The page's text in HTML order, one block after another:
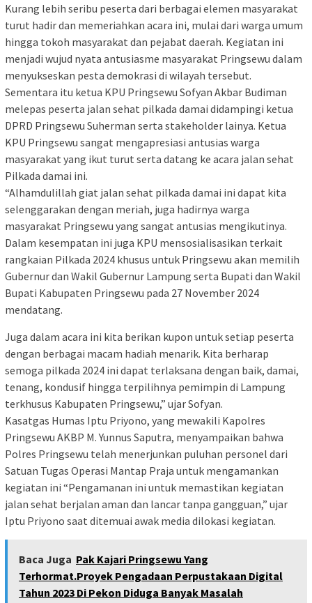
Kurang lebih seribu peserta dari berbagai elemen masyarakat
turut hadir dan memeriahkan acara ini, mulai dari warga umum
hingga tokoh masyarakat dan pejabat daerah. Kegiatan ini
menjadi wujud nyata antusiasme masyarakat Pringsewu dalam
menyukseskan pesta demokrasi di wilayah tersebut.
Sementara itu ketua KPU Pringsewu Sofyan Akbar Budiman
melepas peserta jalan sehat pilkada damai didampingi ketua
DPRD Pringsewu Suherman serta stakeholder lainya. Ketua
KPU Pringsewu sangat mengapresiasi antusias warga
masyarakat yang ikut turut serta datang ke acara jalan sehat
Pilkada damai ini.
“Alhamdulillah giat jalan sehat pilkada damai ini dapat kita
selenggarakan dengan meriah, juga hadirnya warga
masyarakat Pringsewu yang sangat antusias mengikutinya.
Dalam kesempatan ini juga KPU mensosialisasikan terkait
rangkaian Pilkada 2024 khusus untuk Pringsewu akan memilih
Gubernur dan Wakil Gubernur Lampung serta Bupati dan Wakil
Bupati Kabupaten Pringsewu pada 27 November 2024
mendatang.
Juga dalam acara ini kita berikan kupon untuk setiap peserta
dengan berbagai macam hadiah menarik. Kita berharap
semoga pilkada 2024 ini dapat terlaksana dengan baik, damai,
tenang, kondusif hingga terpilihnya pemimpin di Lampung
terkhusus Kabupaten Pringsewu,” ujar Sofyan.
Kasatgas Humas Iptu Priyono, yang mewakili Kapolres
Pringsewu AKBP M. Yunnus Saputra, menyampaikan bahwa
Polres Pringsewu telah menerjunkan puluhan personel dari
Satuan Tugas Operasi Mantap Praja untuk mengamankan
kegiatan ini “Pengamanan ini untuk memastikan kegiatan
jalan sehat berjalan aman dan lancar tanpa gangguan,” ujar
Iptu Priyono saat ditemuai awak media dilokasi kegiatan.
Baca Juga Pak Kajari Pringsewu Yang
Terhormat.Proyek Pengadaan Perpustakaan Digital
Tahun 2023 Di Pekon Diduga Banyak Masalah